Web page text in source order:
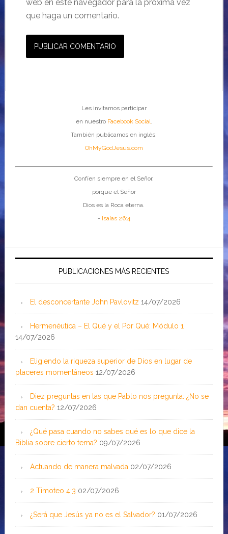
web en este navegador para la próxima vez
que haga un comentario.
Les invitamos participar
en nuestro Facebook Social.
También publicamos en inglés:
OhMyGodJesus.com
Confíen siempre en el Señor,
porque el Señor
Dios es la Roca eterna.
- Isaías 26:4
PUBLICACIONES MÁS RECIENTES
El desconcertante John Pavlovitz 14/07/2026
Hermenéutica – El Qué y el Por Qué: Módulo 1
14/07/2026
Eligiendo la riqueza superior de Dios en lugar de
placeres momentáneos 12/07/2026
Diez preguntas en las que Pablo nos pregunta: ¿No se
dan cuenta? 12/07/2026
¿Qué pasa cuando no sabes qué es lo que dice la
Biblia sobre cierto tema? 09/07/2026
Actuando de manera malvada 02/07/2026
2 Timoteo 4:3 02/07/2026
¿Será que Jesús ya no es el Salvador? 01/07/2026